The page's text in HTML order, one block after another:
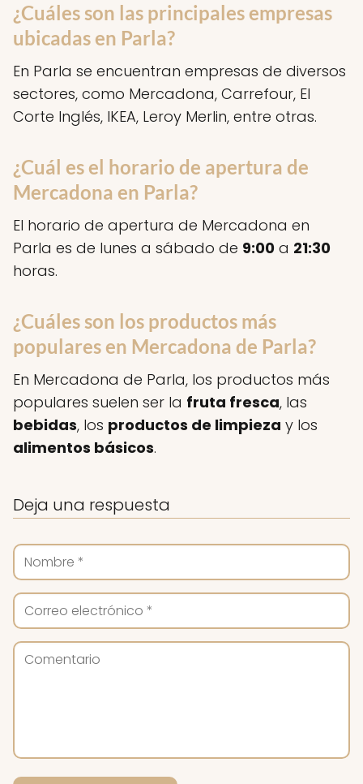
¿Cuáles son las principales empresas
ubicadas en Parla?
En Parla se encuentran empresas de diversos
sectores, como Mercadona, Carrefour, El
Corte Inglés, IKEA, Leroy Merlin, entre otras.
¿Cuál es el horario de apertura de
Mercadona en Parla?
El horario de apertura de Mercadona en
Parla es de lunes a sábado de 9:00 a 21:30
horas.
¿Cuáles son los productos más
populares en Mercadona de Parla?
En Mercadona de Parla, los productos más
populares suelen ser la fruta fresca, las
bebidas, los productos de limpieza y los
alimentos básicos.
Deja una respuesta